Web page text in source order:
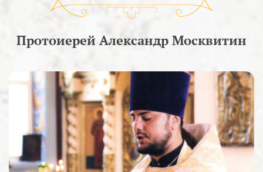
Протоиерей Александр Москвитин